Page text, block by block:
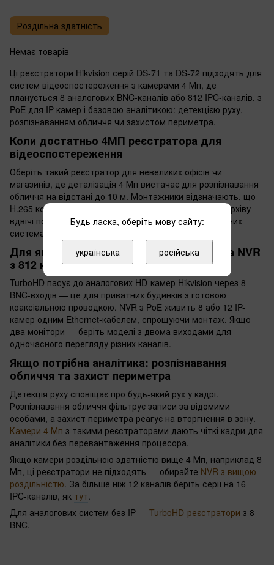
Роздільна здатність
Немає товарів
Ці реєстратори Hikvision серій DS-71 та DS-72 підходять для
систем відеоспостереження з камерами 4 Мп, де
планується 8 аналогових BNC-каналів або 812 IPC-каналів, з
PoE для IP-камер і базовою аналітикою: детекцією руху,
розпізнаванням обличчя чи захистом периметра.
Коли достатньо 4МП реєстратора для
відеоспостереження
Оберіть такий реєстратор для невеликих офісів чи
магазинів, де деталізація 4 Мп вистачає для розпізнавання
обличчя на відстані до 10 м. Монтажники відзначають, що
H.265 кодек на одному чи двох HDD зменшує обсяг архіву
вдвічі порівняно з попередніми стандартами в подібних
системах.
Для яких сценаріїв підходить TurboHD та NVR
з 812 каналами
TurboHD пасує до аналогових HD-камер Hikvision через 8
BNC-входів — це для приватних будинків з готовою
коаксіальною проводкою. NVR з PoE живить 8 або 12 IP-
камер одним Ethernet-кабелем, спрощуючи монтаж. Якщо
два монітори — беріть моделі з двома виходами для
одночасного перегляду різних каналів.
Якщо потрібна аналітика: розпізнавання
обличчя та захист периметра
Детекція руху сповіщає про будь-який рух у кадрі.
Розпізнавання обличчя фільтрує записи за відомими
особами, а захист периметра реагує на вторгнення в зону.
Камери 4 Мп з такими реєстраторами дають чіткі кадри для
аналітики без перевантаження процесора.
Якщо камери роздільною здатністю вище 4 Мп, наприклад 8
Мп, ці реєстратори не підходять — обирайте NVR з вищою
роздільністю. За більше ніж 12 каналів беріть серії на 16
IPC-каналів, як тут.
Для аналогових систем без IP — TurboHD-реєстратори з 8
BNC.
Будь ласка, оберіть мову сайту:
українська російська